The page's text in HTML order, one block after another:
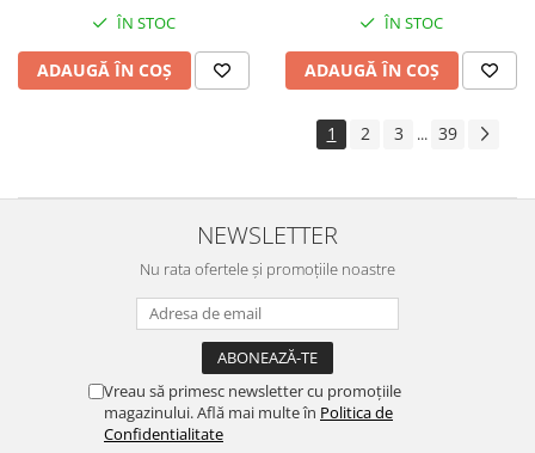
ÎN STOC
ADAUGĂ ÎN COȘ
ÎN STOC
ADAUGĂ ÎN COȘ
1 2 3 ... 39
NEWSLETTER
Nu rata ofertele și promoțiile noastre
Vreau să primesc newsletter cu promoțiile
magazinului. Află mai multe în Politica de
Confidentialitate